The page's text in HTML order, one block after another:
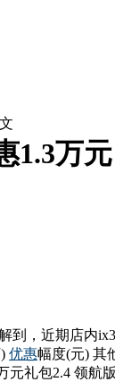
1.3万
到，近期店内
优惠幅度(元) 其
元礼包2.4 领航